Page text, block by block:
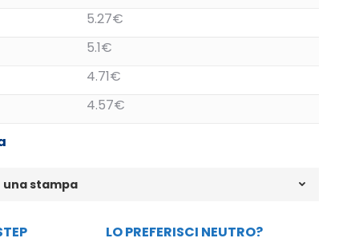
5.27€
5.1€
4.71€
4.57€
una stampa
LO PREFERISCI NEUTRO?